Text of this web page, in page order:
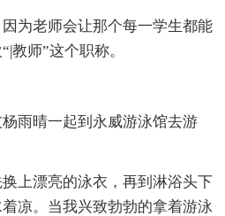
为老师会让那个每一学生都能
教师”这个职称。
杨雨晴一起到永威游泳馆去游
上漂亮的泳衣，再到淋浴头下
凉。当我兴致勃勃的拿着游泳